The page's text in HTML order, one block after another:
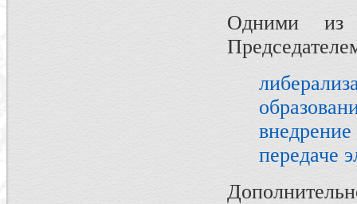
Одними из
передаче